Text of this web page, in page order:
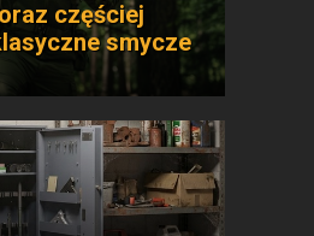
częściej
smycze